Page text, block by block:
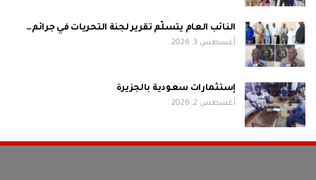
النائب العام يتسلّم تقرير لجنة التحريات في جرائم…
أغسطس 3, 2026
إستثمارات سعودية بالجزيرة
أغسطس 2, 2026